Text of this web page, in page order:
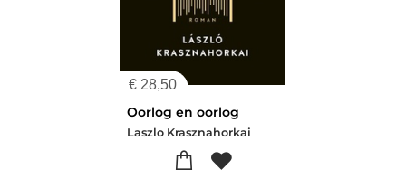
€ 28,50
Oorlog en oorlog
Laszlo Krasznahorkai